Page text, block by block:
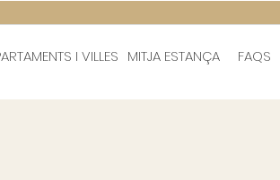
I VILLES MITJA ESTANÇA FAQS